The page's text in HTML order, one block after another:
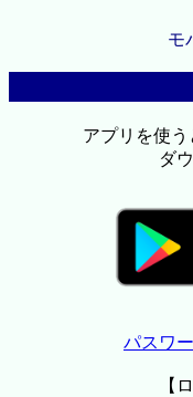
モ
アプリを使
ダ
パスワ
【